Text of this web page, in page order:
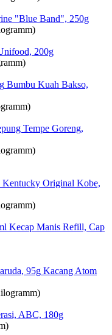
"Blue Band", 250g
200g
Bumbu Kuah Bakso,
Tempe Goreng,
Kentucky Original Kobe,
Kecap Manis Refill, Cap
Kacang Atom
ABC, 180g